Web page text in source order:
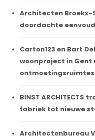
Architecten Broekx-
doordachte
Carton123 en Bart
woonproject in Gent
ontmoetingsruimtes
BINST
fabriek tot nieuwe
Architectenbureau